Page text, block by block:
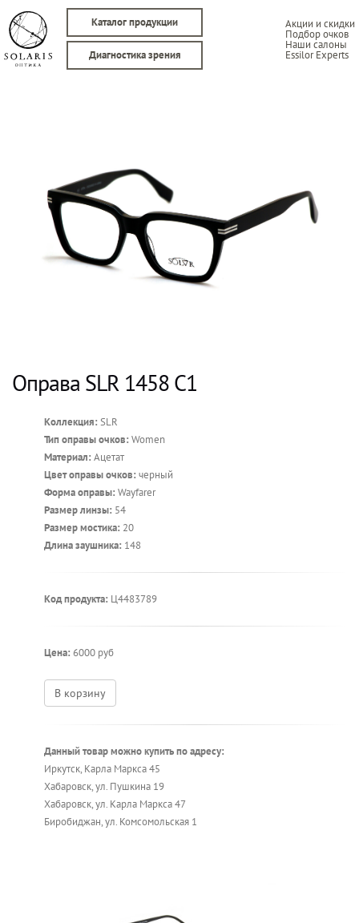
Каталог продукции Акции и скидки
Подбор очков
Наши салоны
Essilor Experts
Диагностика зрения
Оправа SLR 1458 C1
Коллекция: SLR
Тип оправы очков: Women
Материал: Ацетат
Цвет оправы очков: черный
Форма оправы: Wayfarer
Размер линзы: 54
Размер мостика: 20
Длина заушника: 148
Код продукта: Ц4483789
Цена: 6000 руб
В корзину
Данный товар можно купить по адресу:
Иркутск, Карла Маркса 45
Хабаровск, ул. Пушкина 19
Хабаровск, ул. Карла Маркса 47
Биробиджан, ул. Комсомольская 1